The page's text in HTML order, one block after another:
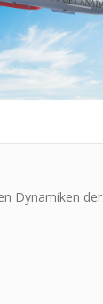
Dynamiken der